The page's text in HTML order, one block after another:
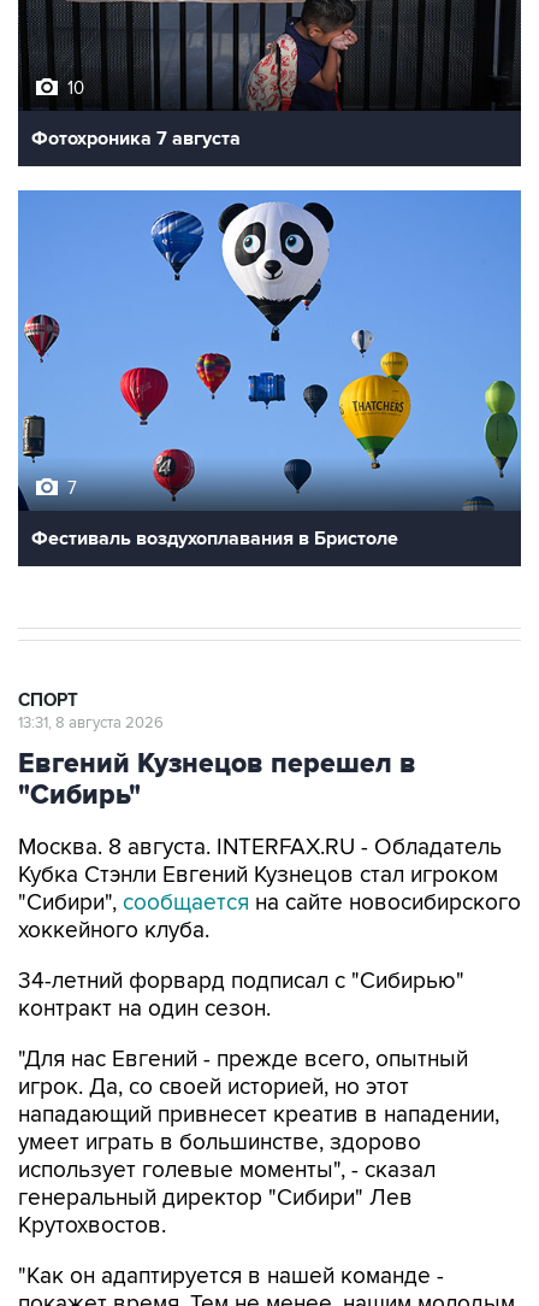
10
Фотохроника 7 августа
7
Фестиваль воздухоплавания в Бристоле
СПОРТ
13:31, 8 августа 2026
Евгений Кузнецов перешел в
"Сибирь"
Москва. 8 августа. INTERFAX.RU - Обладатель
Кубка Стэнли Евгений Кузнецов стал игроком
"Сибири", сообщается на сайте новосибирского
хоккейного клуба.
34-летний форвард подписал с "Сибирью"
контракт на один сезон.
"Для нас Евгений - прежде всего, опытный
игрок. Да, со своей историей, но этот
нападающий привнесет креатив в нападении,
умеет играть в большинстве, здорово
использует голевые моменты", - сказал
генеральный директор "Сибири" Лев
Крутохвостов.
"Как он адаптируется в нашей команде -